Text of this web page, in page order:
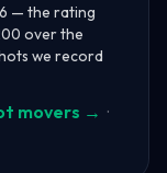
— the rating
over the
we record
movers → ·